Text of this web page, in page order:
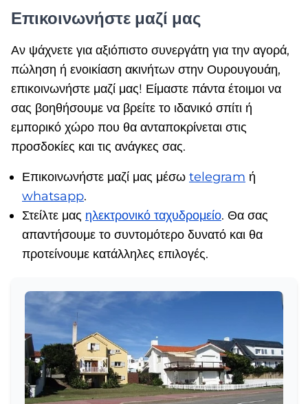
Επικοινωνήστε μαζί μας
Αν ψάχνετε για αξιόπιστο συνεργάτη για την αγορά,
πώληση ή ενοικίαση ακινήτων στην Ουρουγουάη,
επικοινωνήστε μαζί μας! Είμαστε πάντα έτοιμοι να
σας βοηθήσουμε να βρείτε το ιδανικό σπίτι ή
εμπορικό χώρο που θα ανταποκρίνεται στις
προσδοκίες και τις ανάγκες σας.
Επικοινωνήστε μαζί μας μέσω telegram ή
whatsapp.
Στείλτε μας ηλεκτρονικό ταχυδρομείο. Θα σας
απαντήσουμε το συντομότερο δυνατό και θα
προτείνουμε κατάλληλες επιλογές.